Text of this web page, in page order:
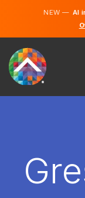
NEW —AI
NAJAM